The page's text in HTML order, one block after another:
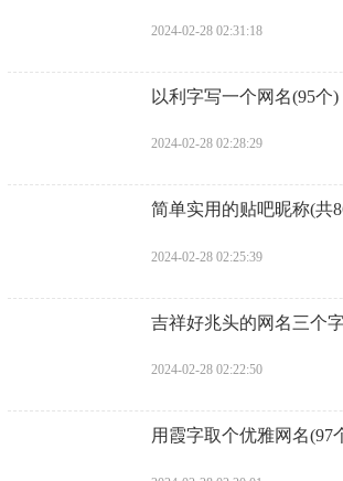
2024-02-28 02:31:18
​以利字写一个网名(95个)
2024-02-28 02:28:29
简单实用的贴吧昵称(共
2024-02-28 02:25:39
吉祥好兆头的网名三个
2024-02-28 02:22:50
用霞字取个优雅网名(97